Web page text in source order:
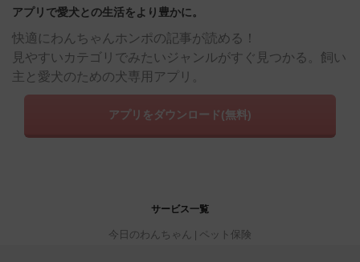
アプリで愛犬との生活をより豊かに。
快適にわんちゃんホンポの記事が読める！
見やすいカテゴリでみたいジャンルがすぐ見つかる。飼い
主と愛犬のための犬専用アプリ。
アプリをダウンロード(無料)
サービス一覧
今日のわんちゃん ペット保険